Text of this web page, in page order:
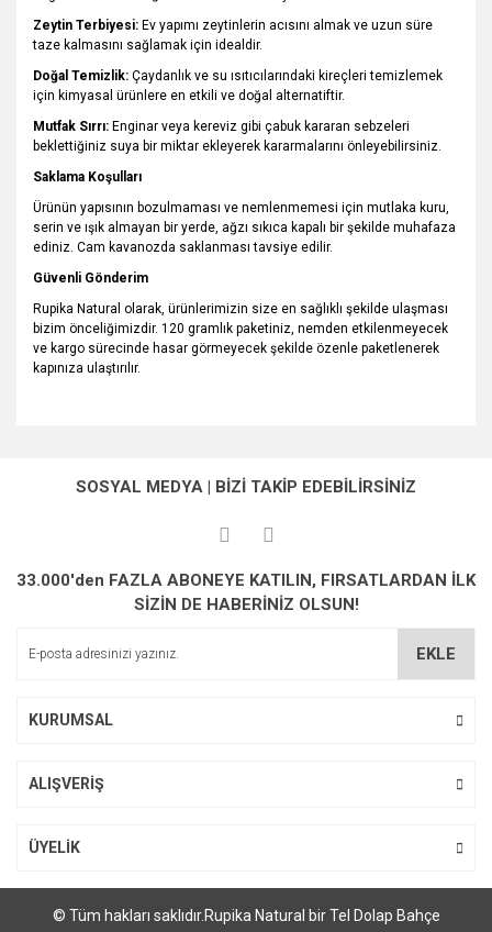
Zeytin Terbiyesi: Ev yapımı zeytinlerin acısını almak ve uzun süre
taze kalmasını sağlamak için idealdir.
Doğal Temizlik: Çaydanlık ve su ısıtıcılarındaki kireçleri temizlemek
için kimyasal ürünlere en etkili ve doğal alternatiftir.
Mutfak Sırrı: Enginar veya kereviz gibi çabuk kararan sebzeleri
beklettiğiniz suya bir miktar ekleyerek kararmalarını önleyebilirsiniz.
Saklama Koşulları
Ürünün yapısının bozulmaması ve nemlenmemesi için mutlaka kuru,
serin ve ışık almayan bir yerde, ağzı sıkıca kapalı bir şekilde muhafaza
ediniz. Cam kavanozda saklanması tavsiye edilir.
Güvenli Gönderim
Rupika Natural olarak, ürünlerimizin size en sağlıklı şekilde ulaşması
bizim önceliğimizdir. 120 gramlık paketiniz, nemden etkilenmeyecek
ve kargo sürecinde hasar görmeyecek şekilde özenle paketlenerek
kapınıza ulaştırılır.
kullanarak tarafımıza iletebilirsiniz.
Görüş ve önerileriniz için teşekkür ederiz.
Ürün açıklamasında eksik bilgiler bulunuyor.
Ürün bilgilerinde hatalar bulunuyor.
Ürün fiyatı diğer sitelerden daha pahalı.
SOSYAL MEDYA | BİZİ TAKİP EDEBİLİRSİNİZ
33.000'den FAZLA ABONEYE KATILIN, FIRSATLARDAN İLK
SİZİN DE HABERİNİZ OLSUN!
EKLE
KURUMSAL
ALIŞVERİŞ
ÜYELİK
© Tüm hakları saklıdır.Rupika Natural bir Tel Dolap Bahçe